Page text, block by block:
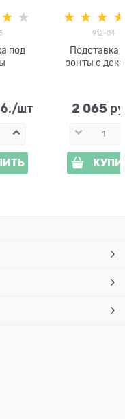
под
шт
912-04
Подставка
зонты с
2 065